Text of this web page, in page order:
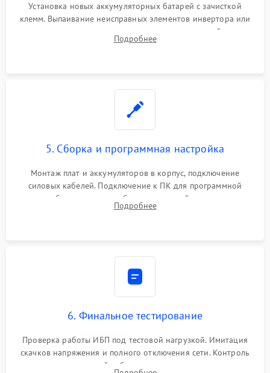
Установка новых аккумуляторных батарей с зачисткой
клемм. Выпаивание неисправных элементов инвертора или
цепи зарядки и монтаж новых радиодеталей.
Восстановление поврежденных токоведущих дорожек и
Подробнее
5. Сборка и программная настройка
Монтаж плат и аккумуляторов в корпус, подключение
силовых кабелей. Подключение к ПК для программной
калибровки констант батареи, настройки порогов
срабатывания AVR и сброса счетчиков старения АКБ.
Подробнее
6. Финальное тестирование
Проверка работы ИБП под тестовой нагрузкой. Имитация
скачков напряжения и полного отключения сети. Контроль
времени автономной работы, температурного режима и